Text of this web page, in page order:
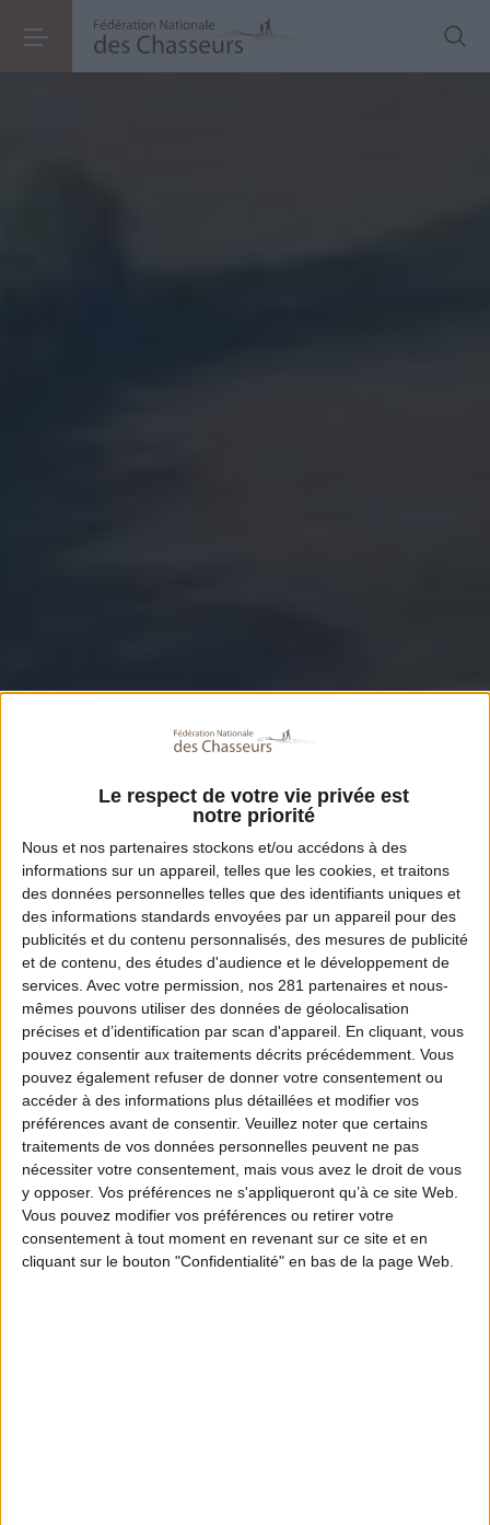
Le respect de votre vie privée est
notre priorité
Nous et nos partenaires stockons et/ou accédons à des
informations sur un appareil, telles que les cookies, et traitons
des données personnelles telles que des identifiants uniques et
des informations standards envoyées par un appareil pour des
publicités et du contenu personnalisés, des mesures de publicité
et de contenu, des études d'audience et le développement de
services. Avec votre permission, nos 281 partenaires et nous-
mêmes pouvons utiliser des données de géolocalisation
précises et d’identification par scan d'appareil. En cliquant, vous
pouvez consentir aux traitements décrits précédemment. Vous
pouvez également refuser de donner votre consentement ou
accéder à des informations plus détaillées et modifier vos
préférences avant de consentir. Veuillez noter que certains
traitements de vos données personnelles peuvent ne pas
nécessiter votre consentement, mais vous avez le droit de vous
y opposer. Vos préférences ne s'appliqueront qu’à ce site Web.
Vous pouvez modifier vos préférences ou retirer votre
consentement à tout moment en revenant sur ce site et en
cliquant sur le bouton "Confidentialité" en bas de la page Web.